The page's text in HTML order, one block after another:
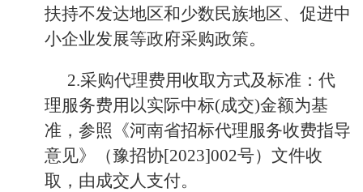
扶持不发达地区和少数民族地区、促进中
小企业发展等政府采购政策。
2.采购代理费用收取方式及标准：代
理服务费用以实际中标(成交)金额为基
准，参照《河南省招标代理服务收费指导
意见》（豫招协[2023]002号）文件收
取，由成交人支付。